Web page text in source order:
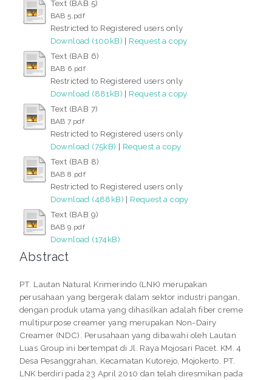
Text (BAB 5)
BAB 5.pdf
Restricted to Registered users only
Download (100kB) | Request a copy
Text (BAB 6)
BAB 6.pdf
Restricted to Registered users only
Download (881kB) | Request a copy
Text (BAB 7)
BAB 7.pdf
Restricted to Registered users only
Download (75kB) | Request a copy
Text (BAB 8)
BAB 8.pdf
Restricted to Registered users only
Download (488kB) | Request a copy
Text (BAB 9)
BAB 9.pdf
Download (174kB)
Abstract
PT. Lautan Natural Krimerindo (LNK) merupakan
perusahaan yang bergerak dalam sektor industri pangan,
dengan produk utama yang dihasilkan adalah fiber creme
multipurpose creamer yang merupakan Non-Dairy
Creamer (NDC). Perusahaan yang dibawahi oleh Lautan
Luas Group ini bertempat di Jl. Raya Mojosari Pacet. KM. 4
Desa Pesanggrahan, Kecamatan Kutorejo, Mojokerto. PT.
LNK berdiri pada 23 April 2010 dan telah diresmikan pada